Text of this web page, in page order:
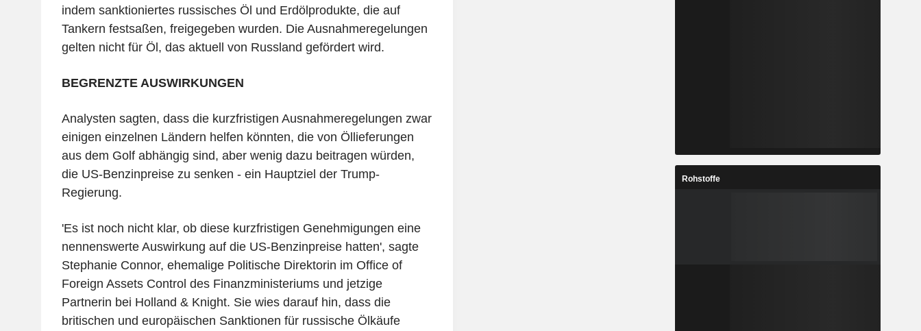
indem sanktioniertes russisches Öl und Erdölprodukte, die auf
Tankern festsaßen, freigegeben wurden. Die Ausnahmeregelungen
gelten nicht für Öl, das aktuell von Russland gefördert wird.
BEGRENZTE AUSWIRKUNGEN
Analysten sagten, dass die kurzfristigen Ausnahmeregelungen zwar
einigen einzelnen Ländern helfen könnten, die von Öllieferungen
aus dem Golf abhängig sind, aber wenig dazu beitragen würden,
die US-Benzinpreise zu senken - ein Hauptziel der Trump-
Regierung.
'Es ist noch nicht klar, ob diese kurzfristigen Genehmigungen eine
nennenswerte Auswirkung auf die US-Benzinpreise hatten', sagte
Stephanie Connor, ehemalige Politische Direktorin im Office of
Foreign Assets Control des Finanzministeriums und jetzige
Partnerin bei Holland & Knight. Sie wies darauf hin, dass die
britischen und europäischen Sanktionen für russische Ölkäufe
Rohstoffe